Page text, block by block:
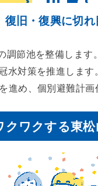
旧・復興に切れ
節池を整備します。
対策を推進します。
め、個別避難計画
ワクする東